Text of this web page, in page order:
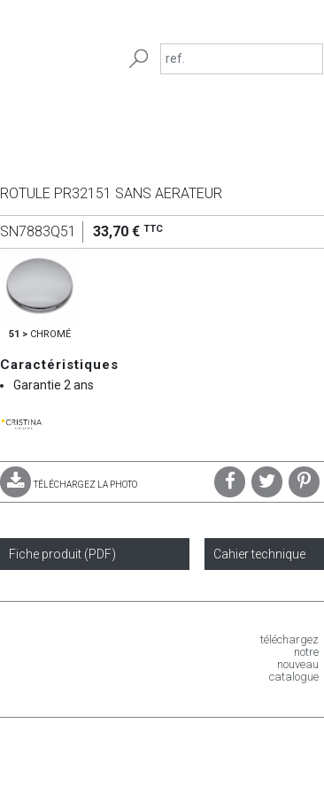
ROTULE PR32151 SANS AERATEUR
SN7883Q51 33,70 € TTC
51 >CHROMÉ
Caractéristiques
Garantie 2 ans
TÉLÉCHARGEZ LA PHOTO
Fiche produit (PDF) Cahier technique
téléchargez
notre
nouveau
catalogue